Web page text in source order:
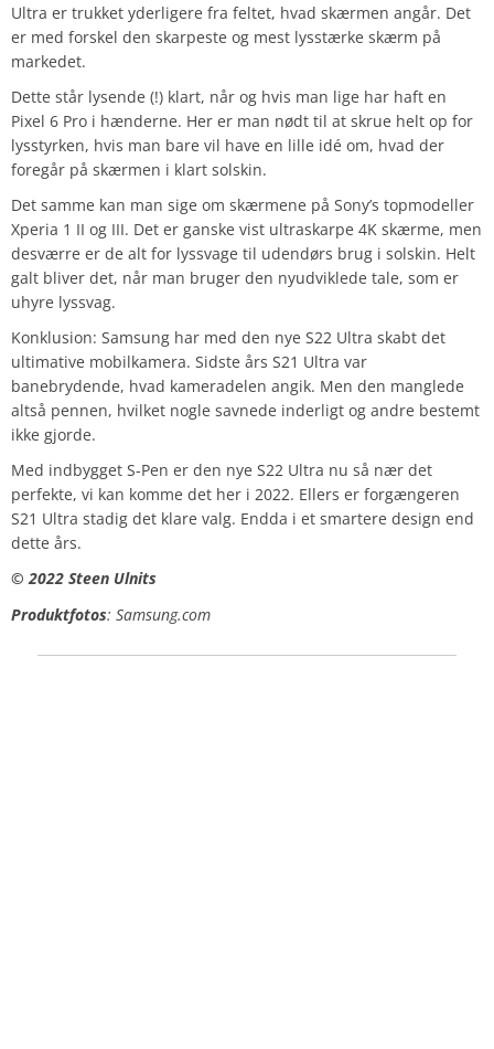
Ultra er trukket yderligere fra feltet, hvad skærmen angår. Det
er med forskel den skarpeste og mest lysstærke skærm på
markedet.
Dette står lysende (!) klart, når og hvis man lige har haft en
Pixel 6 Pro i hænderne. Her er man nødt til at skrue helt op for
lysstyrken, hvis man bare vil have en lille idé om, hvad der
foregår på skærmen i klart solskin.
Det samme kan man sige om skærmene på Sony’s topmodeller
Xperia 1 II og III. Det er ganske vist ultraskarpe 4K skærme, men
desværre er de alt for lyssvage til udendørs brug i solskin. Helt
galt bliver det, når man bruger den nyudviklede tale, som er
uhyre lyssvag.
Konklusion: Samsung har med den nye S22 Ultra skabt det
ultimative mobilkamera. Sidste års S21 Ultra var
banebrydende, hvad kameradelen angik. Men den manglede
altså pennen, hvilket nogle savnede inderligt og andre bestemt
ikke gjorde.
Med indbygget S-Pen er den nye S22 Ultra nu så nær det
perfekte, vi kan komme det her i 2022. Ellers er forgængeren
S21 Ultra stadig det klare valg. Endda i et smartere design end
dette års.
© 2022 Steen Ulnits
Produktfotos: Samsung.com